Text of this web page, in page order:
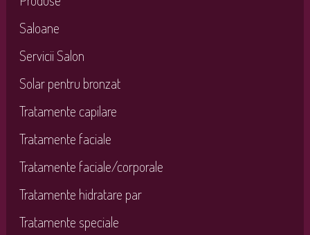
Saloane
Servicii Salon
Solar pentru bronzat
Tratamente capilare
Tratamente faciale
Tratamente faciale/corporale
Tratamente hidratare par
Tratamente speciale